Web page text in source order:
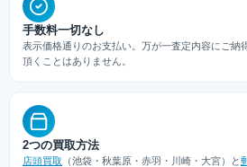
手数料一切なし
表示価格通りのお支払い。万が一査定内容にご納
頂くことはありません。
2つの買取方法
店頭買取 （池袋・秋葉原・赤羽・川崎・大宮）と